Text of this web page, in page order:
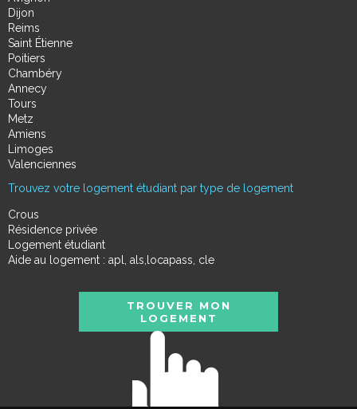
Dijon
Reims
Saint Étienne
Poitiers
Chambéry
Annecy
Tours
Metz
Amiens
Limoges
Valenciennes
Trouvez votre logement étudiant par type de logement
Crous
Résidence privée
Logement étudiant
Aide au logement : apl, als,locapass, cle
TROUVER MON
LOGEMENT